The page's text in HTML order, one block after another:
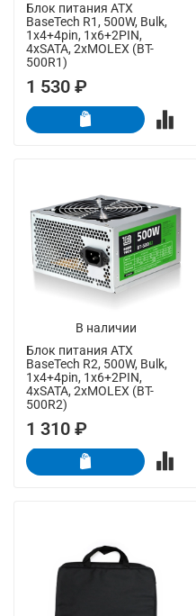
Блок питания ATX
BaseTech R1, 500W, Bulk,
1x4+4pin, 1x6+2PIN,
4xSATA, 2xMOLEX (BT-
500R1)
1 530 ₽
В наличии
Блок питания ATX
BaseTech R2, 500W, Bulk,
1x4+4pin, 1x6+2PIN,
4xSATA, 2xMOLEX (BT-
500R2)
1 310 ₽